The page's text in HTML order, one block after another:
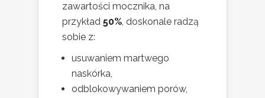
zawartości mocznika, na
przykład 50%, doskonale radzą
sobie z:
usuwaniem martwego
naskórka,
odblokowywaniem porów,